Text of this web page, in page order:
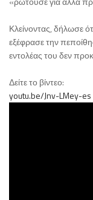
Κλείνοντας, δήλωσε
εξέφρασε την
εντολέας του δεν
Δείτε το βίντεο:
youtu.be/Jnv-LMey-es